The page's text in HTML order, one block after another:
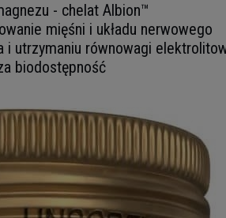
- chelat Albion™
mięśni i układu nerwowego
i utrzymaniu równowagi
biodostępność